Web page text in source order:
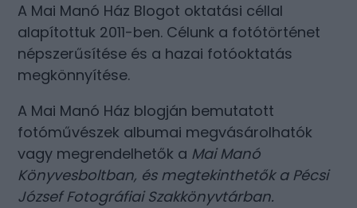
A Mai Manó Ház Blogot oktatási céllal
alapítottuk 2011-ben. Célunk a fotótörténet
népszerűsítése és a hazai fotóoktatás
megkönnyítése.
A Mai Manó Ház blogján bemutatott
fotóművészek albumai megvásárolhatók
vagy megrendelhetők a Mai Manó
Könyvesboltban, és megtekinthetők a Pécsi
József Fotográfiai Szakkönyvtárban.